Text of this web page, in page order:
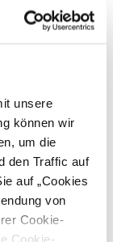
unsere
können wir
um die
den Traffic auf
auf „Cookies
von
Cookie-
Cookie-
da dies sonst
schnell und
sich
und der
Design
als mit
die Harke
den Mist,
schont. Daher
auf eine